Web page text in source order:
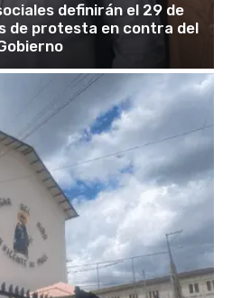
definirán el 29 de
de protesta en contra del